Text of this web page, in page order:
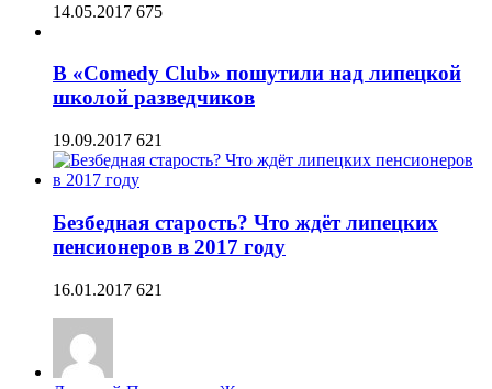
14.05.2017 675
В «Comedy Club» пошутили над липецкой
школой разведчиков
19.09.2017 621
Безбедная старость? Что ждёт липецких
пенсионеров в 2017 году
16.01.2017 621